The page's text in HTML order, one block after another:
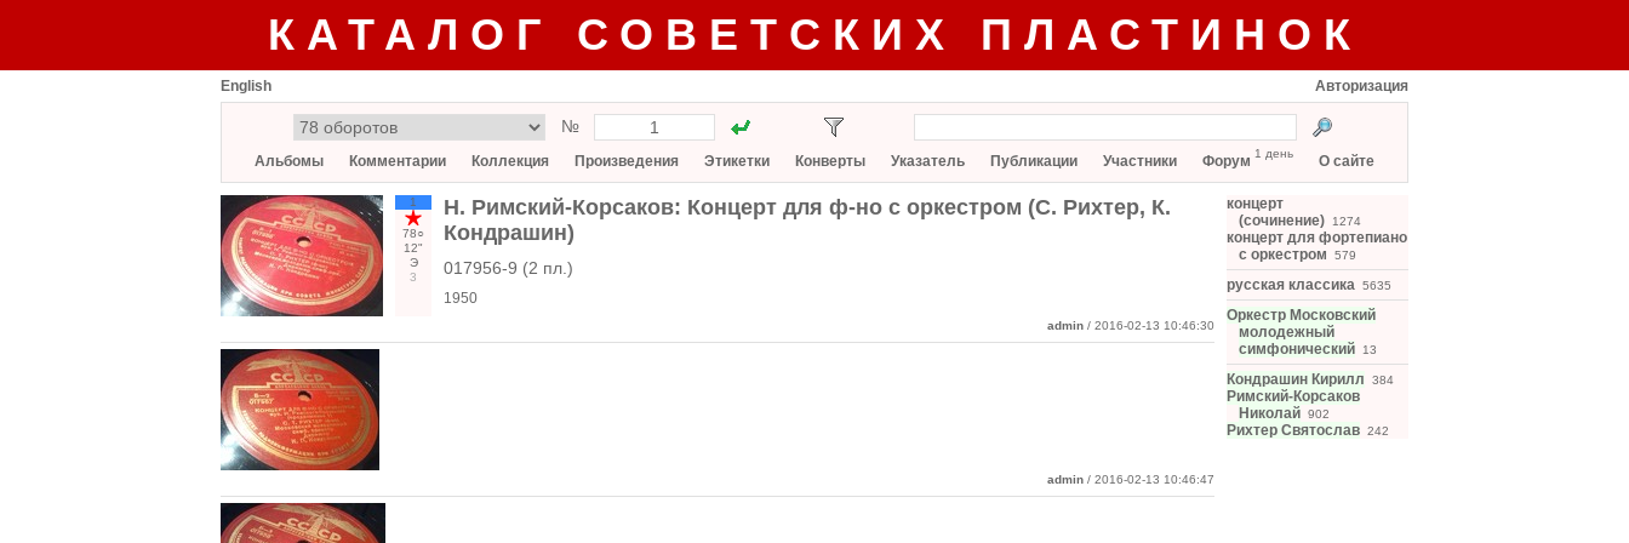
КАТАЛОГ СОВЕТСКИХ ПЛАСТИНОК
English Авторизация
№
Альбомы Комментарии Коллекция Произведения Этикетки Конверты Указатель Публикации Участники Форум 1 день О сайте
1
78○
12"
Э
3
Н. Римский-Корсаков: Концерт для ф-но с оркестром (С. Рихтер, К.
Кондрашин)
017956-9 (2 пл.)
1950
admin / 2016-02-13 10:46:30
admin / 2016-02-13 10:46:47
концерт
(сочинение) 1274
концерт для фортепиано
с оркестром 579
русская классика 5635
Оркестр Московский
молодежный
симфонический 13
Кондрашин Кирилл 384
Римский-Корсаков
Николай 902
Рихтер Святослав 242